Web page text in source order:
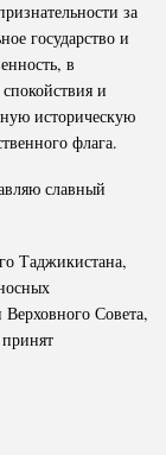
за
государство и
в
и
историческую
флага.
славный
Таджикистана,
Совета,